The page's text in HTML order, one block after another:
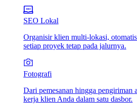
SEO Lokal
Organisir klien multi-lokasi,
setiap proyek tetap pada jalurnya.
Fotografi
Dari pemesanan hingga pengiriman
kerja klien Anda dalam satu dasbor.